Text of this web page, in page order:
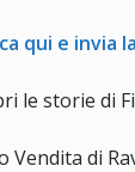
qui e invia
le storie di
Vendita di